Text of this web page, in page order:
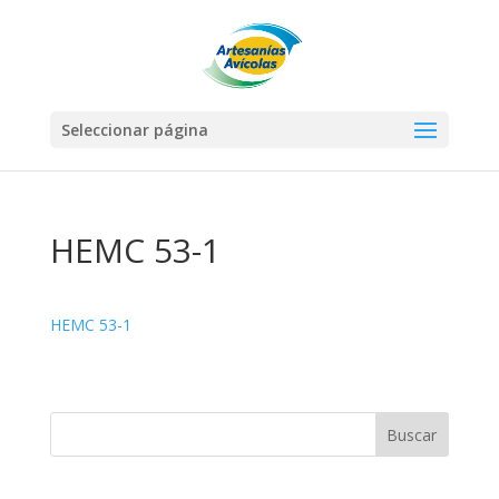
Seleccionar página
HEMC 53-1
HEMC 53-1